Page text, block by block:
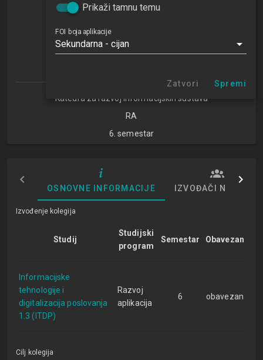
(ITDP)
Studijski centar Varaždin
Studijski centar Križevci
Studijski centar Zabok
Katedra za razvoj informacijskih sustava
RA
6. semestar
OSNOVNE INFORMACIJE IZVOĐAČI NASTAVE
Izvođenje kolegija
Studij
Studijski
program
Semestar Obavezan
Informacijske
tehnologije i
digitalizacija poslovanja
1.3 (ITDP)
Razvoj
aplikacija
6 obavezan
Cilj kolegija
Prikaži tamnu temu
FOI boja aplikacije
Sekundarna - cijan
Zatvori Spremi